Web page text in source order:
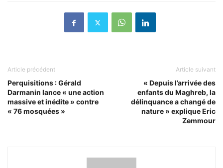
Article précédent
Perquisitions : Gérald
Darmanin lance « une action
massive et inédite » contre
« 76 mosquées »
Article suivant
« Depuis l’arrivée des
enfants du Maghreb, la
délinquance a changé de
nature » explique Eric
Zemmour